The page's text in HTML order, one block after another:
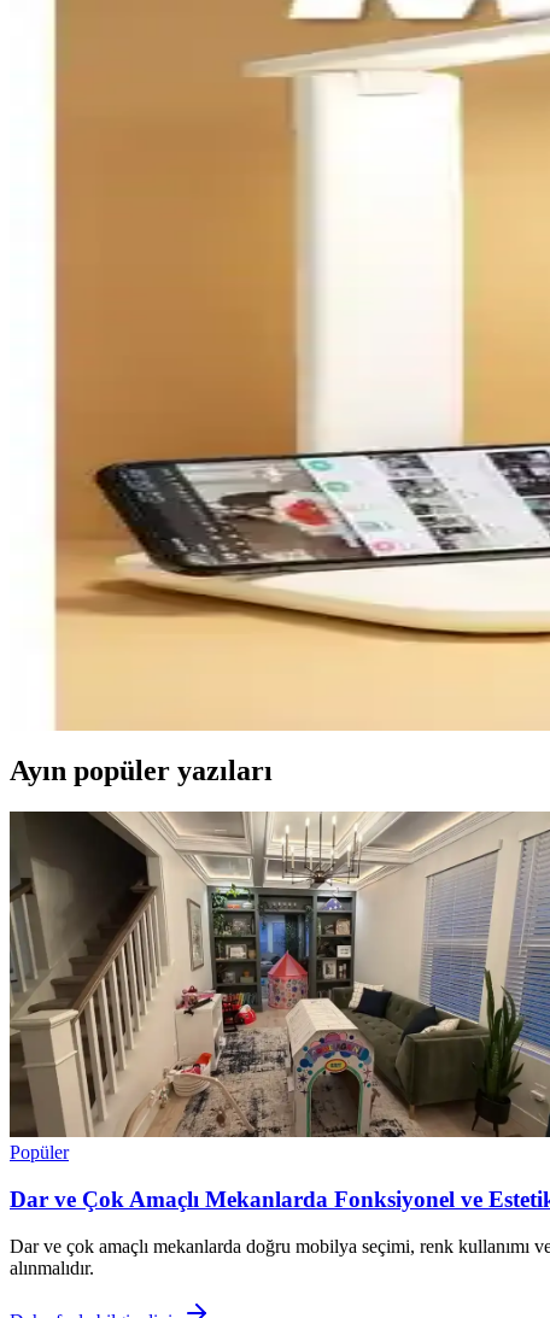
Yatak Odası ve Masa Lambası Abajur
İki farklı yatak odası abajuru ve masa lambası modelinin malzeme,
Cata CT-8435 Oslo Şarjlı Masa Lambası: Üç Renk
Cata CT-8435 Oslo Şarjlı Masa Lambası, bronz tonlu demir gövde
Avec ve Cata Spiralli Masa Lambası
İşte Avec ve Cata Spiralli masa lambalarının tasarımı, kullanım
Ack ve Cata Şarjlı Masa Lambası Karşılaştırması:
İki popüler masa lambasını detaylı karşılaştırıyoruz: Ack ve Cata
Bu karşılaştırmada Begüsa Tema Masa Lambası Eskitme Bej
kapasitesi, boyutlar ve malzeme kalitesi karşılaştırılıyor.
Çankırı Kaya Tuzu Lamba: Masa Üstü Doğal
Çankırı kaya tuzu bloğundan masa üstü lamba, 1.5 m kabloyla hızlı
tuz etkisi hissi sunar.
Telvesse ve The Wlue Şarjlı Masa Lambası
Telvesse ve The Wlue şarjlı masa lambaları, farklı özellikleri ve
Ayın popüler yazıları
Popüler
Dar ve Çok Amaçlı Mekanlarda Fonksiyonel ve
Dar ve çok amaçlı mekanlarda doğru mobilya seçimi, renk kullanımı
alınmalıdır.